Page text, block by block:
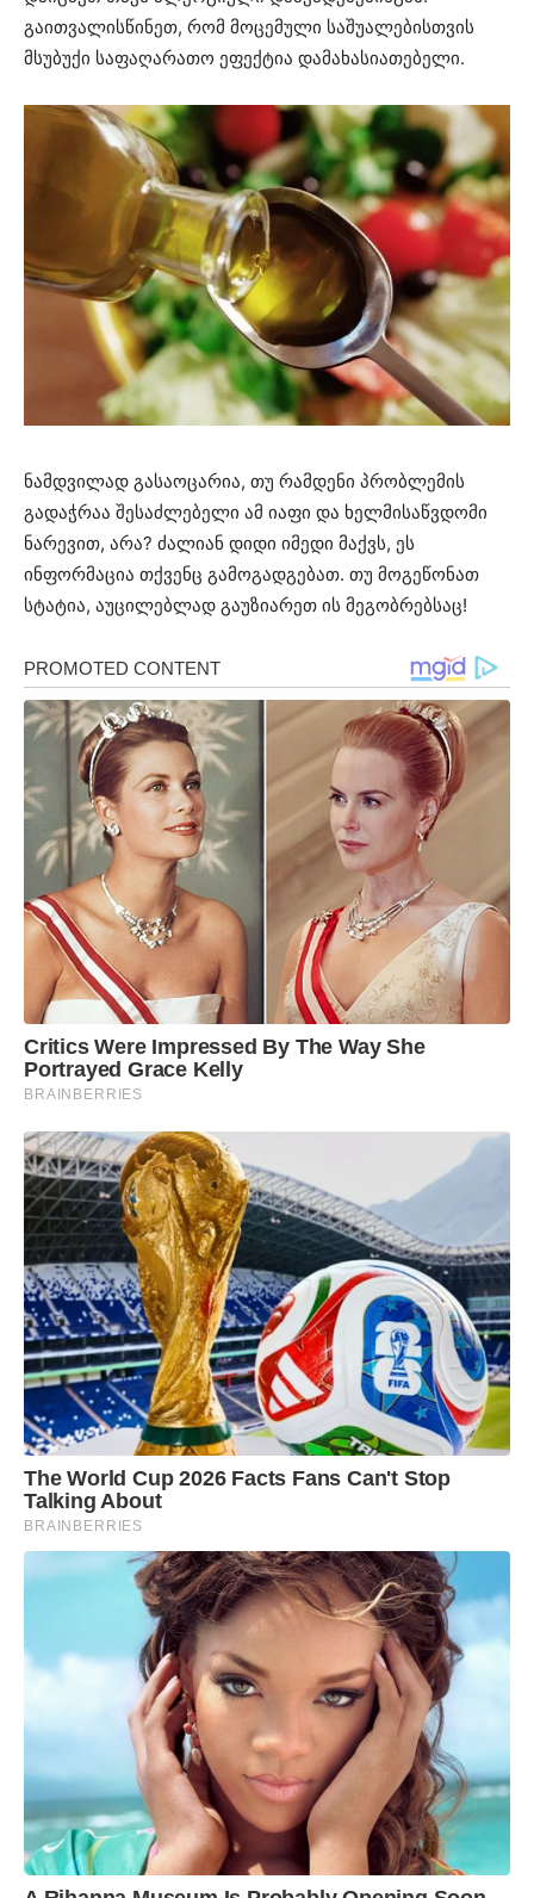
გაითვალისწინეთ, რომ მოცემული საშუალებისთვის
მსუბუქი საფაღარათო ეფექტია დამახასიათებელი.
ნამდვილად გასაოცარია, თუ რამდენი პრობლემის
გადაჭრაა შესაძლებელი ამ იაფი და ხელმისაწვდომი
ნარევით, არა? ძალიან დიდი იმედი მაქვს, ეს
ინფორმაცია თქვენც გამოგადგებათ. თუ მოგეწონათ
სტატია, აუცილებლად გაუზიარეთ ის მეგობრებსაც!